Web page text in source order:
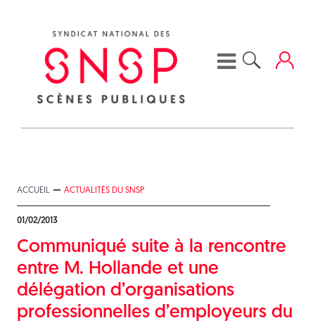
ACCUEIL ACTUALITÉS DU SNSP
01/02/2013
Communiqué suite à la rencontre
entre M. Hollande et une
délégation d’organisations
professionnelles d’employeurs du